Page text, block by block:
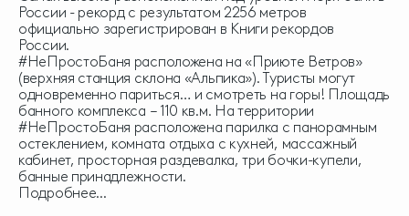
России - рекорд с результатом 2256 метров
официально зарегистрирован в Книги рекордов
России.
#НеПростоБаня расположена на «Приюте Ветров»
(верхняя станция склона «Альпика»). Туристы могут
одновременно париться… и смотреть на горы! Площадь
банного комплекса – 110 кв.м. На территории
#НеПростоБаня расположена парилка с панорамным
остеклением, комната отдыха с кухней, массажный
кабинет, просторная раздевалка, три бочки-купели,
банные принадлежности.
Подробнее...